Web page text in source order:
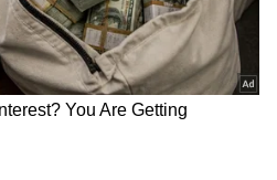
ರಾಜ್ಯ ಕಾಂಗ್ರೆಸ್‌
ಯಾವುದೇ ಕಾರಣಕ್ಕೂ
ಅವಕಾಶ ನೀಡಬಾರದು ಎಂದು
ರಾಜ್ಯ ಸರ್ಕಾರವನ್ನು
ಇಲ್ಲಿನ ವಿಶ್ವಹಿಂದು ಪರಿಷತ್‌
ಮಾತನಾಡಿದ